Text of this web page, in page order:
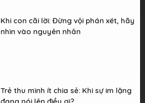
Khi con cãi lời: Đừng vội phán xét, hãy
nhìn vào nguyên nhân
Trẻ thu mình ít chia sẻ: Khi sự im lặng
đang nói lên điều gì?